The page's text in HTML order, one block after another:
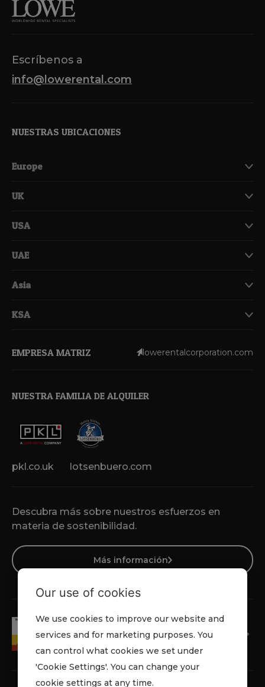
Escríbenos a
info@lowerental.com
NUESTRAS UBICACIONES
Europe
UK
USA
UAE
Asia
KSA
Descubra más sobre nuestros esfuerzos en
materia de sostenibilidad.
Más información
EMPRESA MATRIZ lowerentalcorporation.com
NUESTRA FAMILIA DE ALQUILER
pkl.co.uk lotsenbuero.com
Our use of cookies
We use cookies to improve our website and
services and for marketing purposes. You
can control what cookies we set under
'Cookie Settings'. You can change your
cookie settings at any time.